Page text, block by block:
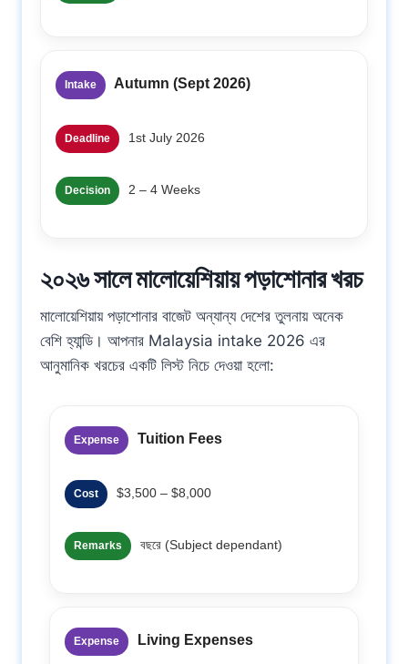
Intake Autumn (Sept 2026)
Deadline 1st July 2026
Decision 2 – 4 Weeks
২০২৬ সালে মালোয়েশিয়ায় পড়াশোনার খরচ
মালোয়েশিয়ায় পড়াশোনার বাজেট অন্যান্য দেশের তুলনায় অনেক
বেশি হ্যান্ডি। আপনার Malaysia intake 2026 এর
আনুমানিক খরচের একটি লিস্ট নিচে দেওয়া হলো:
Expense Tuition Fees
Cost $3,500 – $8,000
Remarks বছরে (Subject dependant)
Expense Living Expenses